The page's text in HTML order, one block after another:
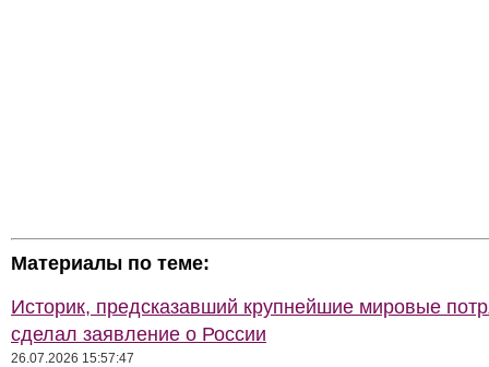
Материалы по теме:
Историк, предсказавший крупнейшие мировые
сделал заявление о России
26.07.2026 15:57:47